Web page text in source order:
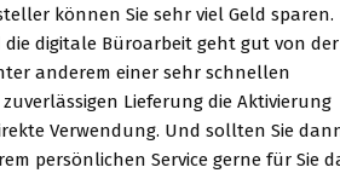
können Sie sehr viel Geld sparen.
digitale Büroarbeit geht gut von der
anderem einer sehr schnellen
Lieferung die Aktivierung
Verwendung. Und sollten Sie
persönlichen Service gerne für Sie